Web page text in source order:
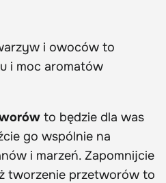
i owoców to
i moc aromatów
to będzie dla was
go wspólnie na
i marzeń. Zapomnijcie
tworzenie przetworów to